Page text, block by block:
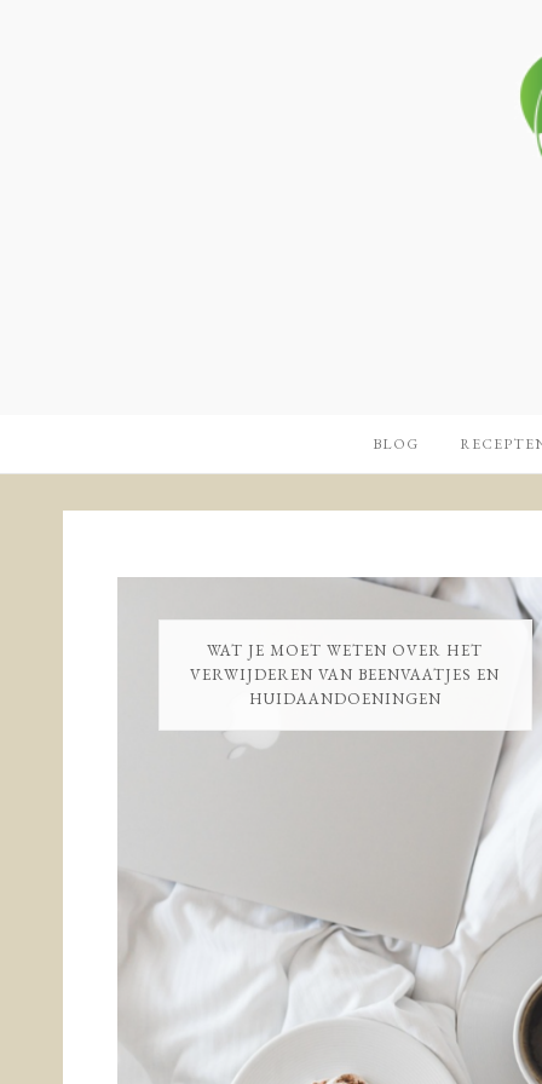
BLOG
WAT JE MOET WETEN OVER HET
VERWIJDEREN VAN BEENVAATJES EN
HUIDAANDOENINGEN